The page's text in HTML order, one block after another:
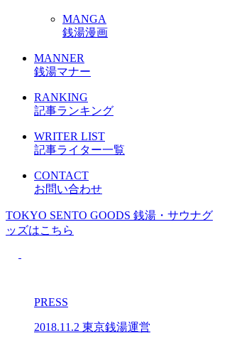
MANGA
銭湯漫画
MANNER
銭湯マナー
RANKING
記事ランキング
WRITER LIST
記事ライター一覧
CONTACT
お問い合わせ
TOKYO SENTO GOODS 銭湯・サウナグ
ッズはこちら
PRESS
2018.11.2 東京銭湯運営